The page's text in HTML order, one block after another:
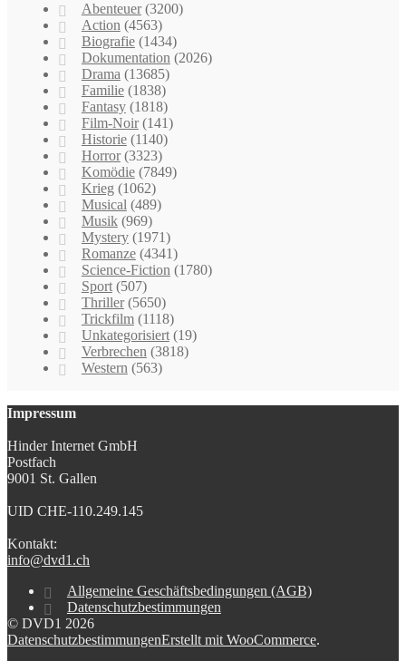
Abenteuer (3200)
Action (4563)
Biografie (1434)
Dokumentation (2026)
Drama (13685)
Familie (1838)
Fantasy (1818)
Film-Noir (141)
Historie (1140)
Horror (3323)
Komödie (7849)
Krieg (1062)
Musical (489)
Musik (969)
Mystery (1971)
Romanze (4341)
Science-Fiction (1780)
Sport (507)
Thriller (5650)
Trickfilm (1118)
Unkategorisiert (19)
Verbrechen (3818)
Western (563)
Impressum
Hinder Internet GmbH
Postfach
9001 St. Gallen
UID CHE-110.249.145
Kontakt:
info@dvd1.ch
Allgemeine Geschäftsbedingungen (AGB)
Datenschutzbestimmungen
© DVD1 2026
DatenschutzbestimmungenErstellt mit WooCommerce.